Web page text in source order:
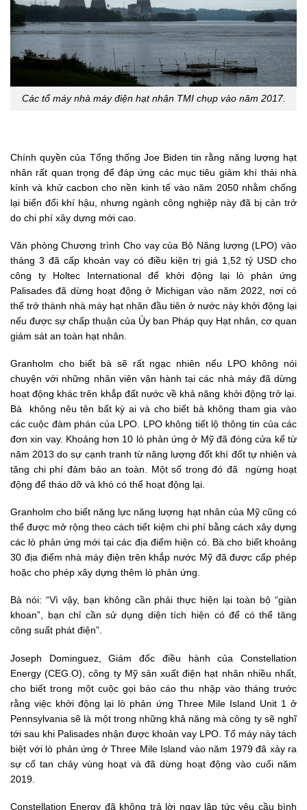
Các tổ máy nhà máy điện hạt nhân TMI chụp vào năm 2017.
Chính quyền của Tổng thống Joe Biden tin rằng năng lượng hạt
nhân rất quan trọng để đáp ứng các mục tiêu giảm khí thải nhà
kính và khử cacbon cho nền kinh tế vào năm 2050 nhằm chống
lại biến đổi khí hậu, nhưng ngành công nghiệp này đã bị cản trở
do chi phí xây dựng mới cao.
Văn phòng Chương trình Cho vay của Bộ Năng lượng (LPO) vào
tháng 3 đã cấp khoản vay có điều kiện trị giá 1,52 tỷ USD cho
công ty Holtec International để khởi động lại lò phản ứng
Palisades đã dừng hoạt động ở Michigan vào năm 2022, nơi có
thể trở thành nhà máy hạt nhân đầu tiên ở nước này khởi động lại
nếu được sự chấp thuận của Ủy ban Pháp quy Hạt nhân, cơ quan
giám sát an toàn hạt nhân.
Granholm cho biết bà sẽ rất ngạc nhiên nếu LPO không nói
chuyện với những nhân viên vận hành tại các nhà máy đã dừng
hoạt động khác trên khắp đất nước về khả năng khởi động trở lại.
Bà không nêu tên bất kỳ ai và cho biết bà không tham gia vào
các cuộc đàm phán của LPO. LPO không tiết lộ thông tin của các
đơn xin vay. Khoảng hơn 10 lò phản ứng ở Mỹ đã đóng cửa kể từ
năm 2013 do sự cạnh tranh từ năng lượng đốt khí đốt tự nhiên và
tăng chi phí đảm bảo an toàn. Một số trong đó đã ngừng hoạt
động để tháo dỡ và khó có thể hoạt động lại.
Granholm cho biết năng lực năng lượng hạt nhân của Mỹ cũng có
thể được mở rộng theo cách tiết kiệm chi phí bằng cách xây dựng
các lò phản ứng mới tại các địa điểm hiện có. Bà cho biết khoảng
30 địa điểm nhà máy điện trên khắp nước Mỹ đã được cấp phép
hoặc cho phép xây dựng thêm lò phản ứng.
Bà nói: “Vì vậy, bạn không cần phải thực hiện lại toàn bộ “giàn
khoan”, bạn chỉ cần sử dụng diện tích hiện có để có thể tăng
công suất phát điện”.
Joseph Dominguez, Giám đốc điều hành của Constellation
Energy (CEG.O), công ty Mỹ sản xuất điện hạt nhân nhiều nhất,
cho biết trong một cuộc gọi báo cáo thu nhập vào tháng trước
rằng việc khởi động lại lò phản ứng Three Mile Island Unit 1 ở
Pennsylvania sẽ là một trong những khả năng mà công ty sẽ nghĩ
tới sau khi Palisades nhận được khoản vay LPO. Tổ máy này tách
biệt với lò phản ứng ở Three Mile Island vào năm 1979 đã xảy ra
sự cố tan chảy vùng hoạt và đã dừng hoạt động vào cuối năm
2019.
Constellation Energy đã không trả lời ngay lập tức yêu cầu bình